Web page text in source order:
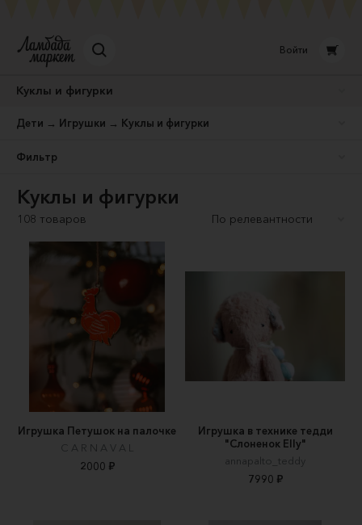
Войти
Куклы и фигурки
Дети → Игрушки → Куклы и фигурки
Фильтр
Куклы и фигурки
108 товаров
Игрушка Петушок на палочке
C A R N A V A L
2000 ₽
Игрушка в технике тедди
"Слоненок Elly"
annapalto_teddy
7990 ₽